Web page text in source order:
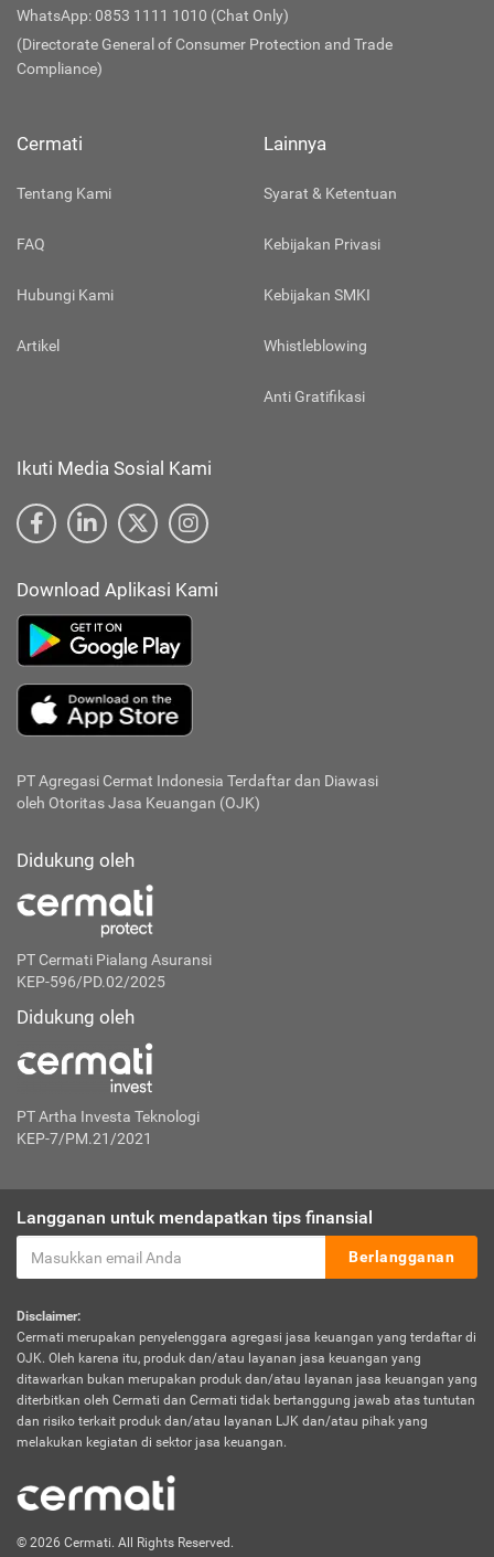
WhatsApp: 0853 1111 1010 (Chat Only)
(Directorate General of Consumer Protection and Trade
Compliance)
Cermati
Tentang Kami
FAQ
Hubungi Kami
Artikel
Lainnya
Syarat & Ketentuan
Kebijakan Privasi
Kebijakan SMKI
Whistleblowing
Anti Gratifikasi
Ikuti Media Sosial Kami
Download Aplikasi Kami
PT Agregasi Cermat Indonesia Terdaftar dan Diawasi
oleh Otoritas Jasa Keuangan (OJK)
Didukung oleh
PT Cermati Pialang Asuransi
KEP-596/PD.02/2025
Didukung oleh
PT Artha Investa Teknologi
KEP-7/PM.21/2021
Langganan untuk mendapatkan tips finansial
Berlangganan
Disclaimer:
Cermati merupakan penyelenggara agregasi jasa keuangan yang terdaftar di
OJK. Oleh karena itu, produk dan/atau layanan jasa keuangan yang
ditawarkan bukan merupakan produk dan/atau layanan jasa keuangan yang
diterbitkan oleh Cermati dan Cermati tidak bertanggung jawab atas tuntutan
dan risiko terkait produk dan/atau layanan LJK dan/atau pihak yang
melakukan kegiatan di sektor jasa keuangan.
© 2026 Cermati. All Rights Reserved.